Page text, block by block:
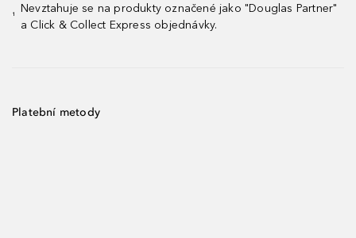
¹
Nevztahuje se na produkty označené jako "Douglas Partner"
a Click & Collect Express objednávky.
Platební metody